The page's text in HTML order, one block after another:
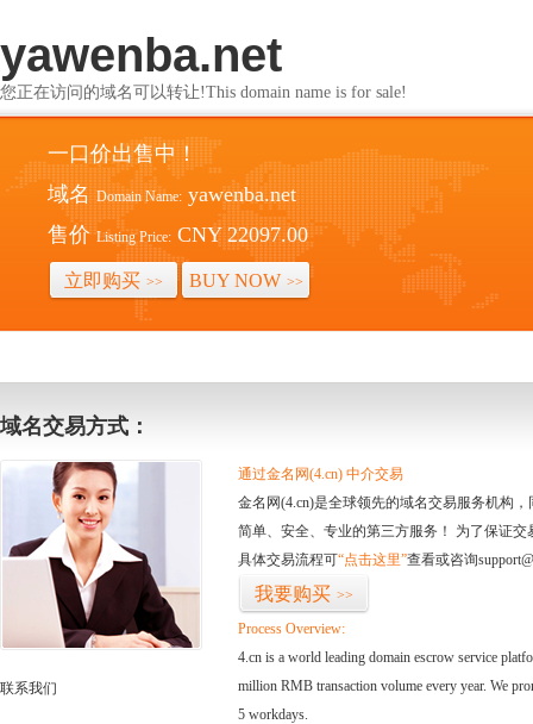
yawenba.net
您正在访问的域名可以转让!This domain name is for sale!
一口价出售中！
域名 Domain Name: yawenba.net
售价 Listing Price: CNY 22097.00
立即购买 >> BUY NOW >>
域名交易方式：
联系我们
通过金名网(4.cn) 中介交易
金名网(4.cn)是全球领先的域名交易服务机构
简单、安全、专业的第三方服务！ 为了保证
具体交易流程可“点击这里”查看或咨询
我要购买 >>
Process Overview:
4.cn is a world leading domain escrow service
million RMB transaction volume every year. We
5 workdays.